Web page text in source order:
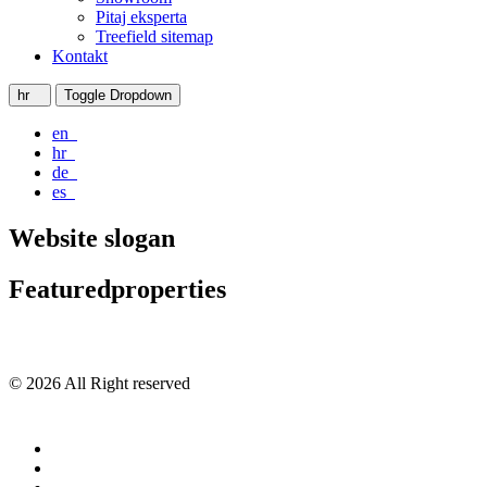
Pitaj eksperta
Treefield sitemap
Kontakt
hr Toggle Dropdown
en
hr
de
es
Website slogan
Featuredproperties
© 2026 All Right reserved